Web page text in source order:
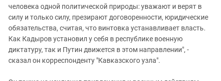
человека одной политической природы: уважают и верят в
силу и только силу, презирают договоренности, юридические
обязательства, считая, что винтовка устанавливает власть.
Как Кадыров установил у себя в республике военную
диктатуру, так и Путин движется в этом направлении", -
сказал он корреспонденту "Кавказского узла".